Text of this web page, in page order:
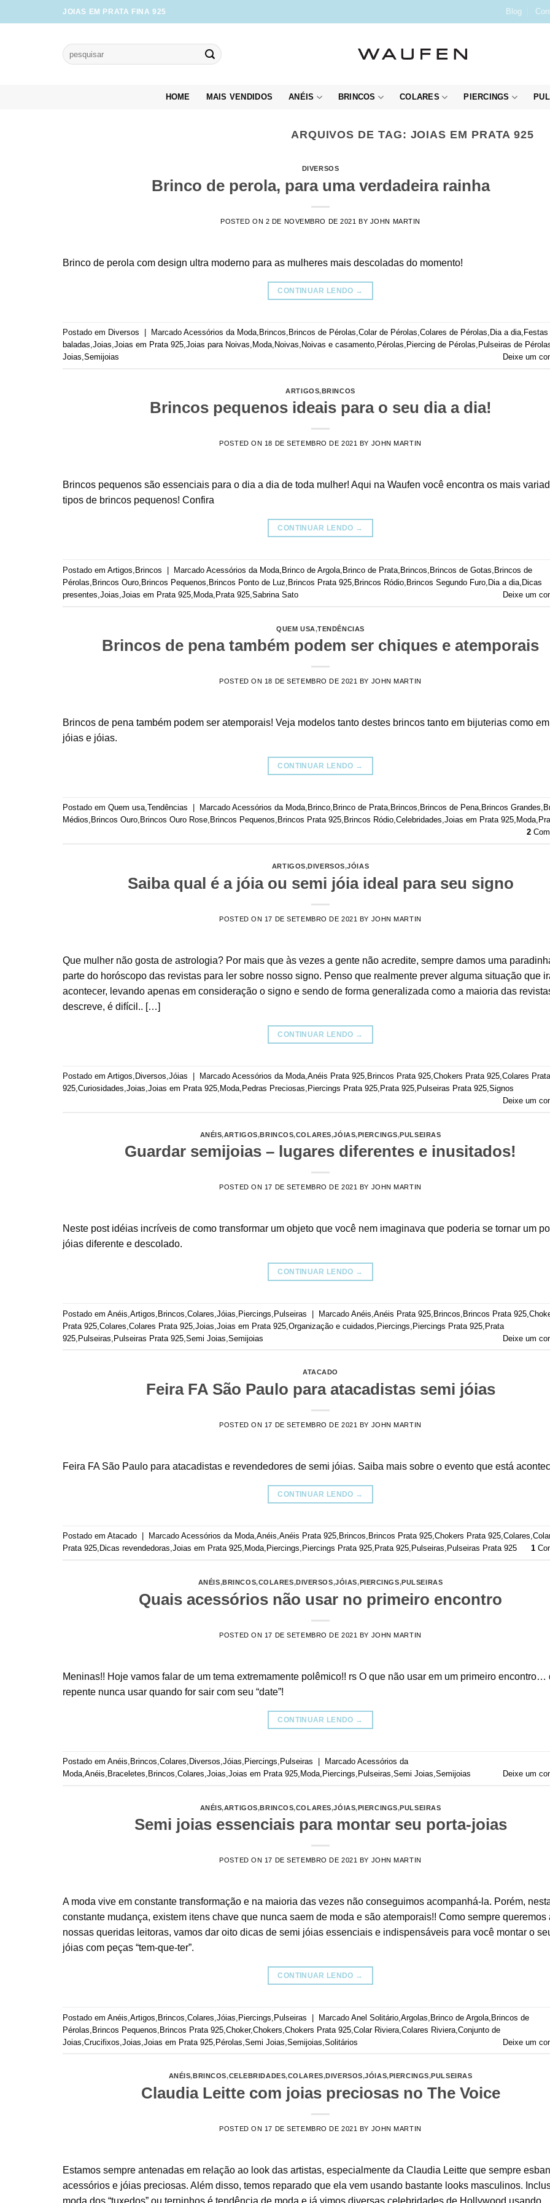
to
JOIAS EM PRATA FINA 925 Blog
Pesquisar
por:
HOME MAIS VENDIDOS ANÉIS BRINCOS COLARES PIERCINGS
ARQUIVOS DE TAG: JOIAS EM PRATA 925
DIVERSOS
Brinco de perola, para uma verdadeira rainha
POSTED ON 2 DE NOVEMBRO DE 2021 BY JOHN MARTIN
Brinco de perola com design ultra moderno para as mulheres mais descoladas do momento!
CONTINUAR LENDO →
Postado em Diversos Marcado Acessórios da Moda, Brincos, Brincos de Pérolas,Colar de Pérolas,Colares de Pérolas, Dia a dia, Festas
baladas,Joias,Joias em Prata 925,Joias para Noivas, Moda, Noivas, Noivas e casamento, Pérolas, Piercing de Pérolas, Pulseiras de
Joias,Semijoias Deixe um
ARTIGOS,BRINCOS
Brincos pequenos ideais para o seu dia a dia!
POSTED ON 18 DE SETEMBRO DE 2021 BY JOHN MARTIN
Brincos pequenos são essenciais para o dia a dia de toda mulher! Aqui na Waufen você encontra os mais
tipos de brincos pequenos! Confira
CONTINUAR LENDO →
Postado em Artigos Brincos Marcado Acessórios da Moda Brinco de Argola Brinco de Prata Brincos Brincos de Gotas Brincos de
Pérolas Brincos Ouro Brincos Pequenos Brincos Ponto de Luz Brincos Prata 925 Brincos Ródio Brincos Segundo Furo Dia a dia Dicas
presentes Joias Joias em Prata 925 Moda Prata 925 Sabrina Sato Deixe um
QUEM USA,TENDÊNCIAS
Brincos de pena também podem ser chiques e atemporais
POSTED ON 18 DE SETEMBRO DE 2021 BY JOHN MARTIN
Brincos de pena também podem ser atemporais! Veja modelos tanto destes brincos tanto em bijuterias como
jóias e jóias.
CONTINUAR LENDO →
Postado em Quem usa,Tendências Marcado Acessórios da Moda, Brinco, Brinco de Prata, Brincos, Brincos de Pena, Brincos Grandes,
Médios, Brincos Ouro, Brincos Ouro Rose, Brincos Pequenos, Brincos Prata 925, Brincos Ródio,Celebridades,Joias em Prata 925, Moda,
2
ARTIGOS,DIVERSOS,JÓIAS
Saiba qual é a jóia ou semi jóia ideal para seu signo
POSTED ON 17 DE SETEMBRO DE 2021 BY JOHN MARTIN
Que mulher não gosta de astrologia? Por mais que às vezes a gente não acredite, sempre damos uma
parte do horóscopo das revistas para ler sobre nosso signo. Penso que realmente prever alguma situação que
acontecer, levando apenas em consideração o signo e sendo de forma generalizada como a maioria das
descreve, é difícil.. […]
CONTINUAR LENDO →
Postado em Artigos, Diversos,Jóias Marcado Acessórios da Moda,Anéis Prata 925, Brincos Prata 925,Chokers Prata 925,Colares Prata
925,Curiosidades,Joias,Joias em Prata 925, Moda, Pedras Preciosas, Piercings Prata 925, Prata 925, Pulseiras Prata 925,Signos
Deixe um
ANÉIS,ARTIGOS,BRINCOS,COLARES,JÓIAS,PIERCINGS,PULSEIRAS
Guardar semijoias – lugares diferentes e inusitados!
POSTED ON 17 DE SETEMBRO DE 2021 BY JOHN MARTIN
Neste post idéias incríveis de como transformar um objeto que você nem imaginava que poderia se tornar um
jóias diferente e descolado.
CONTINUAR LENDO →
Postado em Anéis Artigos Brincos Colares Jóias Piercings Pulseiras Marcado Anéis Anéis Prata 925 Brincos Brincos Prata 925
Prata 925 Colares Colares Prata 925 Joias Joias em Prata 925 Organização e cuidados Piercings Piercings Prata 925 Prata
925 Pulseiras Pulseiras Prata 925 Semi Joias Semijoias Deixe um
ATACADO
Feira FA São Paulo para atacadistas semi jóias
POSTED ON 17 DE SETEMBRO DE 2021 BY JOHN MARTIN
Feira FA São Paulo para atacadistas e revendedores de semi jóias. Saiba mais sobre o evento que está
CONTINUAR LENDO →
Postado em Atacado Marcado Acessórios da Moda,Anéis,Anéis Prata 925, Brincos, Brincos Prata 925,Chokers Prata 925,Colares,
Prata 925, Dicas revendedoras,Joias em Prata 925, Moda, Piercings, Piercings Prata 925, Prata 925, Pulseiras, Pulseiras Prata 925 1
ANÉIS,BRINCOS,COLARES,DIVERSOS,JÓIAS,PIERCINGS,PULSEIRAS
Quais acessórios não usar no primeiro encontro
POSTED ON 17 DE SETEMBRO DE 2021 BY JOHN MARTIN
Meninas!! Hoje vamos falar de um tema extremamente polêmico!! rs O que não usar em um primeiro encontro…
repente nunca usar quando for sair com seu “date”!
CONTINUAR LENDO →
Postado em Anéis, Brincos,Colares, Diversos,Jóias, Piercings, Pulseiras Marcado Acessórios da
Moda,Anéis, Braceletes, Brincos,Colares,Joias,Joias em Prata 925, Moda, Piercings, Pulseiras,Semi Joias,Semijoias Deixe um
ANÉIS,ARTIGOS,BRINCOS,COLARES,JÓIAS,PIERCINGS,PULSEIRAS
Semi joias essenciais para montar seu porta-joias
POSTED ON 17 DE SETEMBRO DE 2021 BY JOHN MARTIN
A moda vive em constante transformação e na maioria das vezes não conseguimos acompanhá-la. Porém,
constante mudança, existem itens chave que nunca saem de moda e são atemporais!! Como sempre queremos
nossas queridas leitoras, vamos dar oito dicas de semi jóias essenciais e indispensáveis para você montar o
jóias com peças “tem-que-ter”.
CONTINUAR LENDO →
Postado em Anéis Artigos Brincos Colares Jóias Piercings Pulseiras Marcado Anel Solitário Argolas Brinco de Argola Brincos de
Pérolas Brincos Pequenos Brincos Prata 925 Choker,Chokers Chokers Prata 925 Colar Riviera Colares Riviera Conjunto de
Joias Crucifixos Joias Joias em Prata 925 Pérolas Semi Joias Semijoias Solitários Deixe um
ANÉIS, BRINCOS,CELEBRIDADES,COLARES,DIVERSOS,JÓIAS, PIERCINGS,PULSEIRAS
Claudia Leitte com joias preciosas no The Voice
POSTED ON 17 DE SETEMBRO DE 2021 BY JOHN MARTIN
Estamos sempre antenadas em relação ao look das artistas, especialmente da Claudia Leitte que sempre
acessórios e jóias preciosas. Além disso, temos reparado que ela vem usando bastante looks masculinos.
moda dos “tuxedos” ou terninhos é tendência de moda e já vimos diversas celebridades de Hollywood usando.